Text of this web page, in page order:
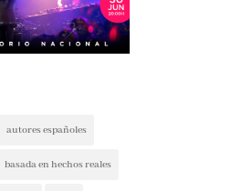
autores españoles
basada en hechos reales